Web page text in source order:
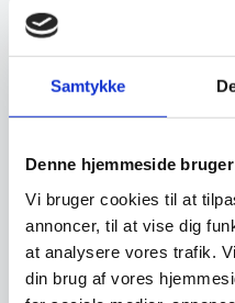
Samtykke
Denne hjemmeside
Vi bruger cookies til at
annoncer, til at vise dig
at analysere vores trafik.
din brug af vores
– Guldfarvet
– Sort
– Nikkel
Leveringsmetode